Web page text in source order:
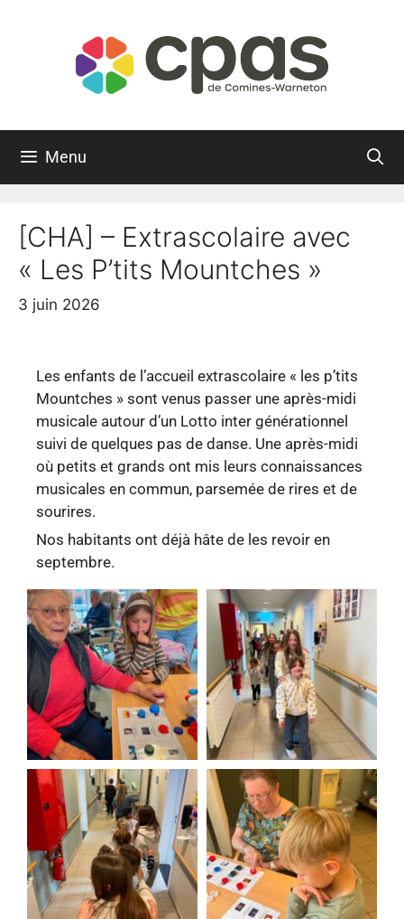
Menu
[CHA] – Extrascolaire avec
« Les P’tits Mountches »
3 juin 2026
Les enfants de l’accueil extrascolaire « les p’tits
Mountches » sont venus passer une après-midi
musicale autour d’un Lotto inter générationnel
suivi de quelques pas de danse. Une après-midi
où petits et grands ont mis leurs connaissances
musicales en commun, parsemée de rires et de
sourires.
Nos habitants ont déjà hâte de les revoir en
septembre.